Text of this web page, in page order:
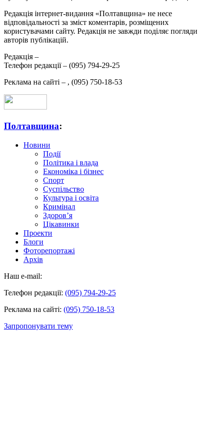
Редакція інтернет-видання «Полтавщина» не несе
відповідальності за зміст коментарів, розміщених
користувачами сайту. Редакція не завжди поділяє погляди
авторів публікацій.
Редакція –
Телефон редакції – (095) 794-29-25
Реклама на сайті – , (095) 750-18-53
Полтавщина:
Новини
Події
Політика і влада
Економіка і бізнес
Спорт
Суспільство
Культура і освіта
Кримінал
Здоров’я
Цікавинки
Проекти
Блоги
Фоторепортажі
Архів
Наш e-mail:
Телефон редакції: (095) 794-29-25
Реклама на сайті: (095) 750-18-53
Запропонувати тему